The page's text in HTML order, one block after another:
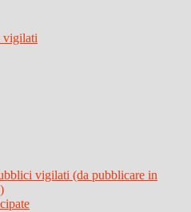
vigilati
vigilati (da pubblicare in